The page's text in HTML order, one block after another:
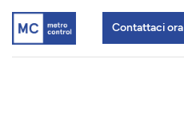
Contattaci ora